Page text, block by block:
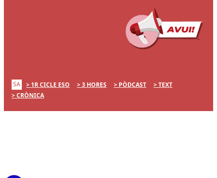
SA 1R CICLE ESO 3 HORES PÒDCAST
TEXT
CRÒNICA